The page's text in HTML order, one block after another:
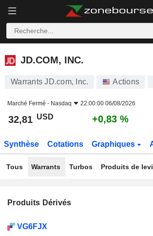
JD.COM, INC.
JD.COM, INC.
Warrants JD.com, Inc. Actions
Marché Fermé - Nasdaq 22:00:00 06/08/2026
32,81 USD +0,83 %
Synthèse Cotations Graphiques
Tous Warrants Turbos Produits de
Produits Dérivés
VG6FJX